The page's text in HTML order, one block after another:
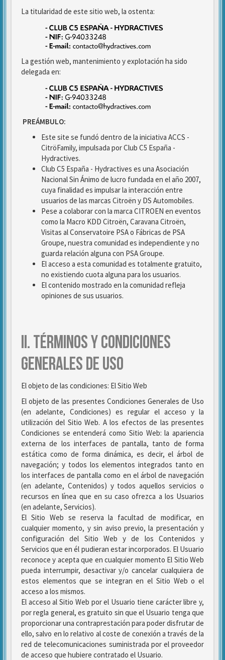
La titularidad de este sitio web, la ostenta:
La gestión web, mantenimiento y explotación ha sido
delegada en:
PREÁMBULO:
Este site se fundó dentro de la iniciativa ACCS -
CitröFamily, impulsada por Club C5 España -
Hydractives.
Club C5 España - Hydractives es una Asociación
Nacional Sin Ánimo de lucro fundada en el año 2007,
cuya finalidad es impulsar la interacción entre
usuarios de las marcas Citroën y DS Automobiles.
Pese a colaborar con la marca CITROEN en eventos
como la Macro KDD Citroën, Caravana Citroën,
Visitas al Conservatoire PSA o Fábricas de PSA
Groupe, nuestra comunidad es independiente y no
guarda relación alguna con PSA Groupe.
El acceso a esta comunidad es totalmente gratuito,
no existiendo cuota alguna para los usuarios.
El contenido mostrado en la comunidad refleja
opiniones de sus usuarios.
II. TÉRMINOS Y CONDICIONES
GENERALES DE USO
El objeto de las condiciones: El Sitio Web
El objeto de las presentes Condiciones Generales de Uso
(en adelante, Condiciones) es regular el acceso y la
utilización del Sitio Web. A los efectos de las presentes
Condiciones se entenderá como Sitio Web: la apariencia
externa de los interfaces de pantalla, tanto de forma
estática como de forma dinámica, es decir, el árbol de
navegación; y todos los elementos integrados tanto en
los interfaces de pantalla como en el árbol de navegación
(en adelante, Contenidos) y todos aquellos servicios o
recursos en línea que en su caso ofrezca a los Usuarios
(en adelante, Servicios).
El Sitio Web se reserva la facultad de modificar, en
cualquier momento, y sin aviso previo, la presentación y
configuración del Sitio Web y de los Contenidos y
Servicios que en él pudieran estar incorporados. El Usuario
reconoce y acepta que en cualquier momento El Sitio Web
pueda interrumpir, desactivar y/o cancelar cualquiera de
estos elementos que se integran en el Sitio Web o el
acceso a los mismos.
El acceso al Sitio Web por el Usuario tiene carácter libre y,
por regla general, es gratuito sin que el Usuario tenga que
proporcionar una contraprestación para poder disfrutar de
ello, salvo en lo relativo al coste de conexión a través de la
red de telecomunicaciones suministrada por el proveedor
de acceso que hubiere contratado el Usuario.